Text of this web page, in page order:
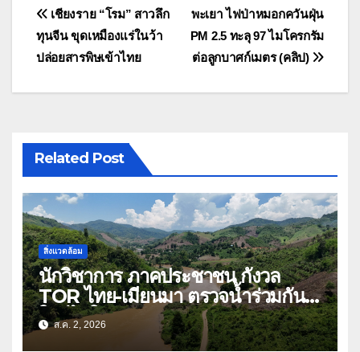
แนะแนว
เรื่อง
พะเยา ไฟป่าหมอกควันฝุ่น
PM 2.5 ทะลุ 97 ไมโครกรัม
ต่อลูกบาศก์เมตร (คลิป)
เชียงราย “โรม” สาวลึก
ทุนจีน ขุดเหมืองแร่ในว้า
ปล่อยสารพิษเข้าไทย
Related Post
สิ่งแวดล้อม
นักวิชาการ ภาคประชาชน กังวล
TOR ไทย-เมียนมา ตรวจน้ำร่วมกัน
ใครได้ใครเสีย
ส.ค. 2, 2026